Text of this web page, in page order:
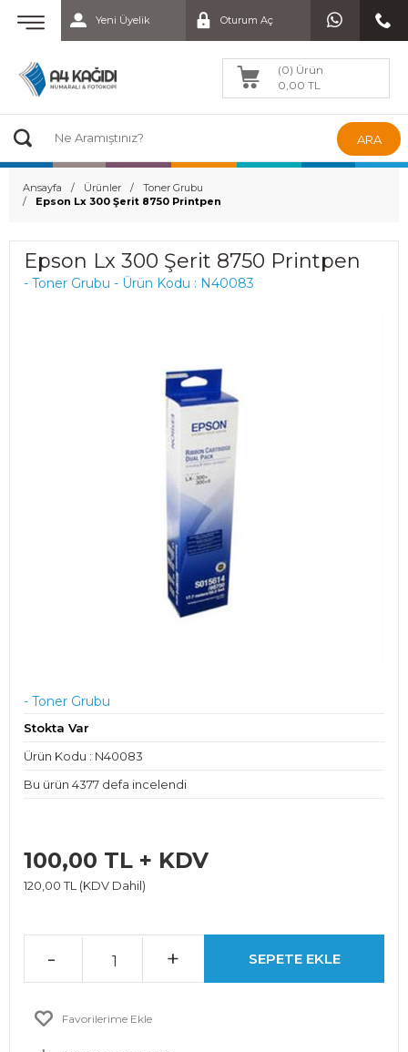
Yeni Üyelik Oturum Aç
(0) Ürün
0,00 TL
ARA
Ansayfa Ürünler
Toner Grubu
Epson Lx 300 Şerit 8750 Printpen
Epson Lx 300 Şerit 8750 Printpen
- Toner Grubu - Ürün Kodu : N40083
- Toner Grubu
Stokta Var
Ürün Kodu : N40083
Bu ürün 4377 defa incelendi
100,00 TL + KDV
120,00 TL (KDV Dahil)
- + SEPETE EKLE
Favorilerime Ekle